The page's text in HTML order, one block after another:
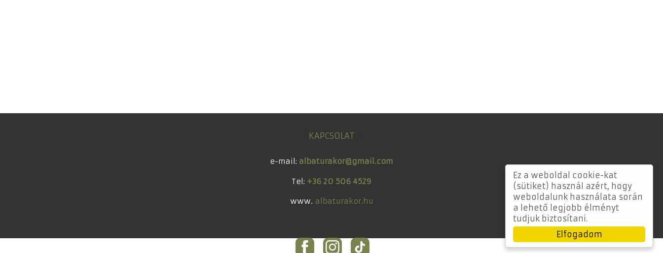
KAPCSOLAT
e-mail: albaturakor@gmail.com
Tel: +36 20 506 4529
www. albaturakor.hu
Ez a weboldal cookie-kat
(sütiket) használ azért, hogy
weboldalunk használata során
a lehető legjobb élményt
tudjuk biztosítani.
Elfogadom